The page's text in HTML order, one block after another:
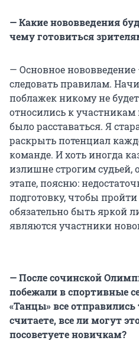
— Какие нововведения
чему готовиться
— Основное
следовать правилам.
поблажек никому не
относились к участникам
было расставаться. Я
раскрыть потенциал
команде. И хоть иногда
излишне строгим судьей,
этапе, поясню:
подготовку, чтобы
обязательно быть яркой
являются участники
— После сочинской
побежали в спортивные
«Танцы» все
считаете, все ли могут
посоветуете новичкам?